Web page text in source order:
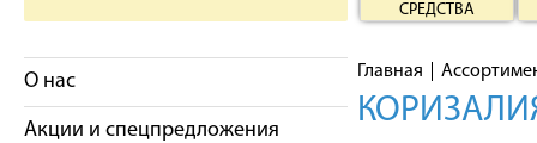
СРЕДСТВА
О нас
Акции и спецпредложения
Главная